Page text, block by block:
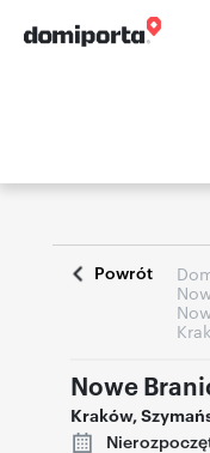
Powrót
Nowe
Kraków,